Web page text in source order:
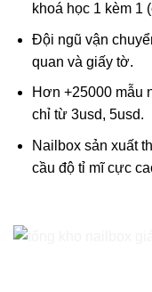
khoá học 1 kèm 1
Đội ngũ vận
quan và giấy tờ.
Hơn +25000 mẫu
chỉ từ 3usd, 5usd.
Nailbox sản xuất
cầu độ tỉ mĩ cực